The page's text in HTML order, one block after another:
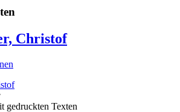
Christof
gedruckten Texten